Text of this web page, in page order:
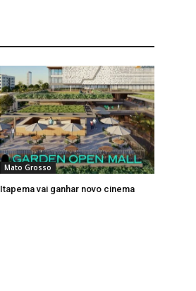
Mato Grosso
Itapema vai ganhar novo cinema